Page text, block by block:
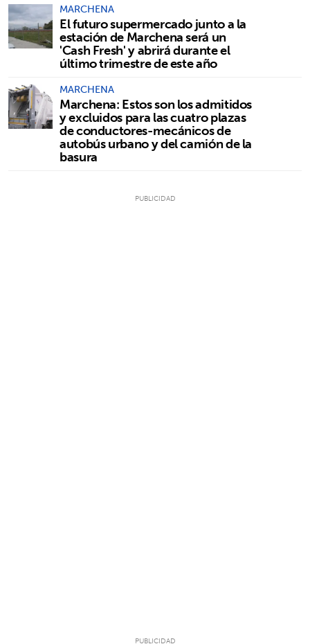
MARCHENA
El futuro supermercado junto a la
estación de Marchena será un
'Cash Fresh' y abrirá durante el
último trimestre de este año
MARCHENA
Marchena: Estos son los admitidos
y excluidos para las cuatro plazas
de conductores-mecánicos de
autobús urbano y del camión de la
basura